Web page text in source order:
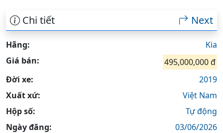
Chi tiết Next
Hãng:
Kia
Giá bán:
495,000,000 đ
Đời xe:
2019
Xuất xứ:
Việt Nam
Hộp số:
Tự động
Ngày đăng:
03/06/2026